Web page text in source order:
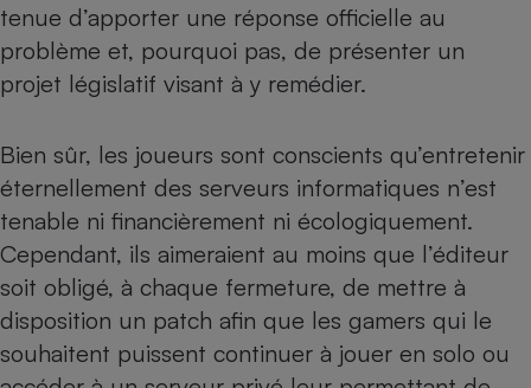
tenue d’apporter une réponse officielle au
problème et, pourquoi pas, de présenter un
projet législatif visant à y remédier.
Bien sûr, les joueurs sont conscients qu’entretenir
éternellement des serveurs informatiques n’est
tenable ni financièrement ni écologiquement.
Cependant, ils aimeraient au moins que l’éditeur
soit obligé, à chaque fer­me­ture, de mettre à
disposition un patch afin que les gamers qui le
souhaitent puissent continuer à jouer en solo ou